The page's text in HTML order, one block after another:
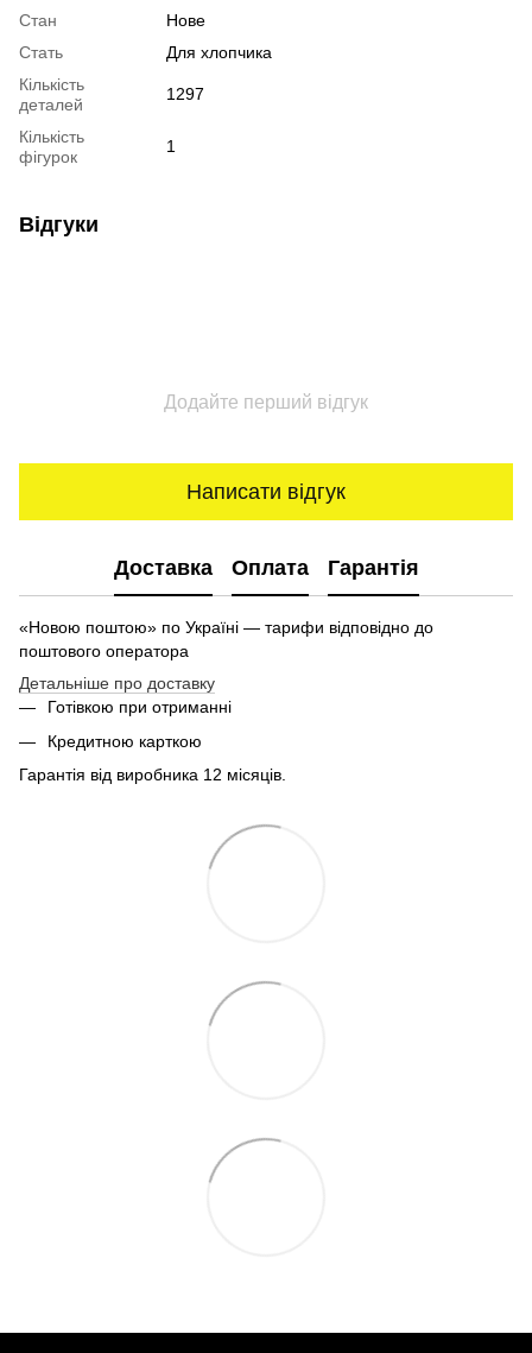
Стан
Нове
Стать
Для хлопчика
Кількість
деталей
1297
Кількість
фігурок
1
Відгуки
Додайте перший відгук
Написати відгук
Доставка Оплата Гарантія
«Новою поштою» по Україні — тарифи відповідно до
поштового оператора
Детальніше про доставку
Готівкою при отриманні
Кредитною карткою
Гарантія від виробника 12 місяців.